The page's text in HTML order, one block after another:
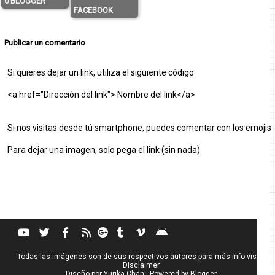
FACEBOOK
Publicar un comentario
Si quieres dejar un link, utiliza el siguiente código
<a href="Dirección del link"> Nombre del link</a>
Si nos visitas desde tú smartphone, puedes comentar con los emojis
Para dejar una imagen, solo pega el link (sin nada)
Todas las imágenes son de sus respectivos autores para más info visita
Disclaimer